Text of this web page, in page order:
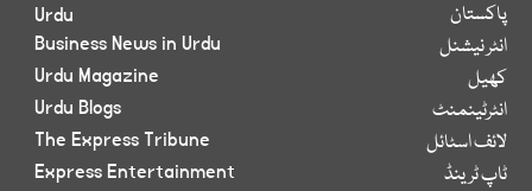
پاکستان
انٹر نیشنل
کھیل
انٹرٹینمنٹ
لائف اسٹائل
ٹاپ ٹرینڈ
Urdu
Business News in Urdu
Urdu Magazine
Urdu Blogs
The Express Tribune
Express Entertainment